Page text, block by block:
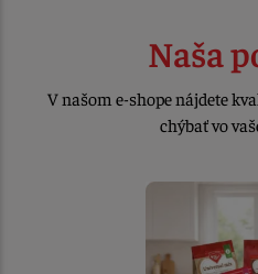
Naša
V našom e-shope nájdete
chýbať vo